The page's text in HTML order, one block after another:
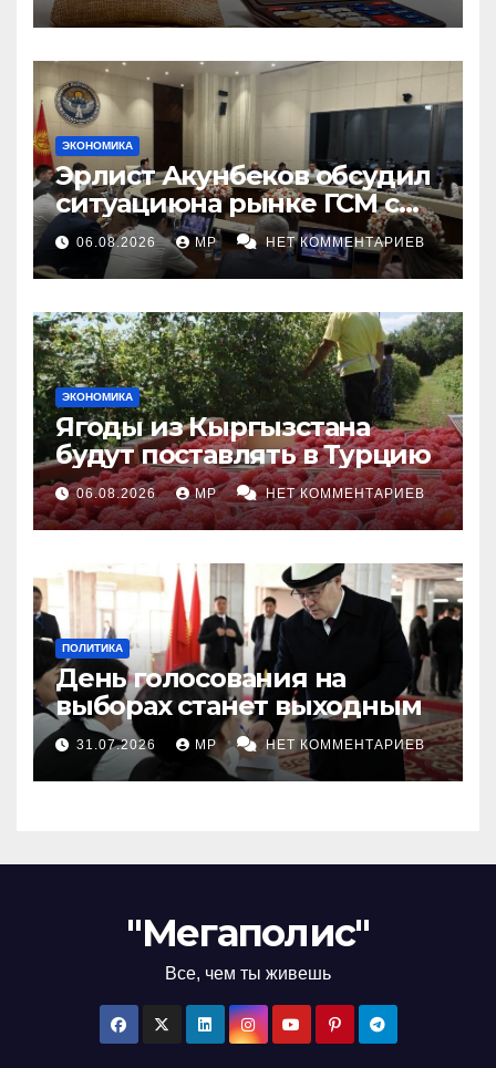
ЭКОНОМИКА
Эрлист Акунбеков обсудил
ситуациюна рынке ГСМ с
топливными компаниями
06.08.2026 MP НЕТ КОММЕНТАРИЕВ
ЭКОНОМИКА
Ягоды из Кыргызстана
будут поставлять в Турцию
06.08.2026 MP НЕТ КОММЕНТАРИЕВ
ПОЛИТИКА
День голосования на
выборах станет выходным
31.07.2026 MP НЕТ КОММЕНТАРИЕВ
"Мегаполис"
Все, чем ты живешь